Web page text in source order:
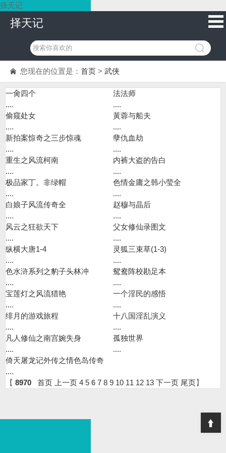
择天记
择天记
您现在的位置是： 首页 > 武侠
一肏四个
....
法法师
....
偷窥处女
....
黃蓉与船夫
....
新拍案惊奇之三步惊魂
....
孽仇血劫
....
重生之风流柯南
....
内裤大盗的告白
....
极品家丁。非绿帽
....
色情金庸之韩小莹全
....
白娘子风流传奇全
....
赵穆与晶后
....
风云之狂欲天下
....
父女修仙录图文
....
纵横大唐1-4
....
灵狐三束草(1-3)
....
色水浒系列之豹子头林冲
....
鸳鸯阵校勘足本
....
宝莲灯之风流猎艳
....
一个淫民的感悟
....
绯月的游戏旅程
....
十八国淫乱演义
....
凡人修仙之南宫婉失身
....
孤独世界
....
倚天屠龙记外传之情色岛传奇
....
【 8970 首页 上一页 4 5 6 7 8 9 10 11 12 13 下一页 尾页】